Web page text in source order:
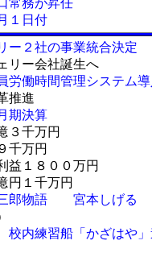
常務が昇任
１日付
ー２社の事業統合決定
リー会社誕生へ
労働時間管理システム
推進
期決算
３千万円
千万円
益１８００万円
円１千万円
三郎物語 宮本しげる
校内練習船「かざはや